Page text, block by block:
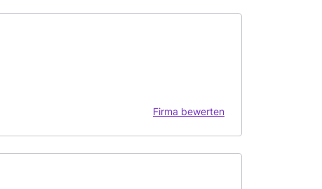
Firma bewerten